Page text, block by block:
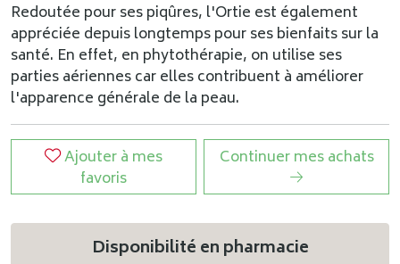
Redoutée pour ses piqûres, l'Ortie est également
appréciée depuis longtemps pour ses bienfaits sur la
santé. En effet, en phytothérapie, on utilise ses
parties aériennes car elles contribuent à améliorer
l'apparence générale de la peau.
Ajouter à mes
favoris
Continuer mes achats
Disponibilité en pharmacie